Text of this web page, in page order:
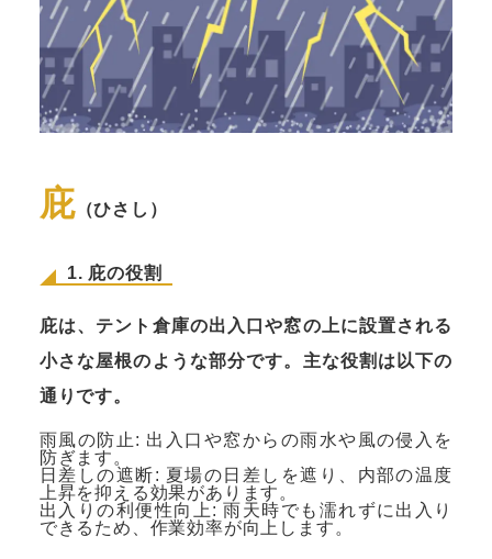
庇（ひさし）
1. 庇の役割
庇は、テント倉庫の出入口や窓の上に設置される
小さな屋根のような部分です。主な役割は以下の
通りです。
雨風の防止: 出入口や窓からの雨水や風の侵入を
防ぎます。
日差しの遮断: 夏場の日差しを遮り、内部の温度
上昇を抑える効果があります。
出入りの利便性向上: 雨天時でも濡れずに出入り
できるため、作業効率が向上します。